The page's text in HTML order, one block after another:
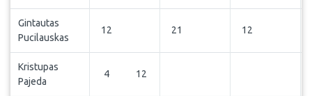
Gintautas
Pucilauskas
12 21 12
Kristupas
Pajeda
4 12